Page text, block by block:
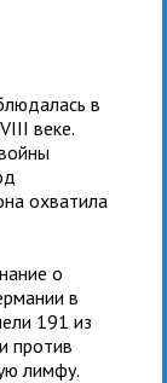
в
веке.
охватила
о
в
191 из
против
лимфу.